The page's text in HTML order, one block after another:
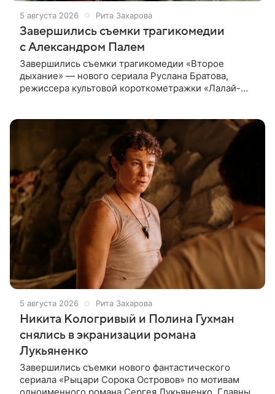
5 августа 2026 Рита Захарова
Завершились съемки трагикомедии
с Александром Палем
Завершились съемки трагикомедии «Второе
дыхание» — нового сериала Руслана Братова,
режиссера культовой короткометражки «Лалай-
5 августа 2026 Рита Захарова
Никита Кологривый и Полина Гухман
снялись в экранизации романа
Лукьяненко
Завершились съемки нового фантастического
сериала «Рыцари Сорока Островов» по мотивам